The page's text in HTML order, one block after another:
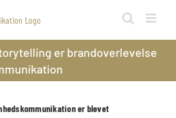
er brandoverlevelse
er blevet